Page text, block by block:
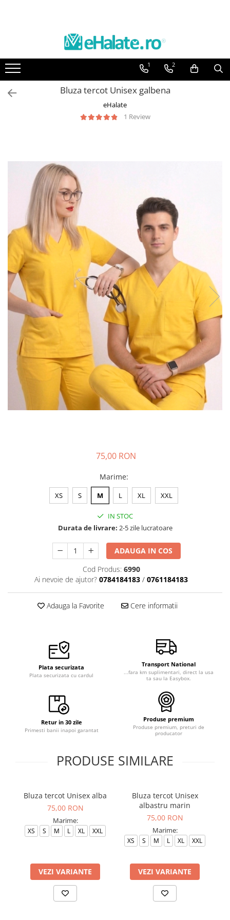
Toate Produsele
Bluze Unisex
Pantaloni Unisex
Costume Unisex
Bluze medicale uni
Halate medicale
Halate Bianca
Bluze Maria
Halate medicale femei
Halate medicale barbati
Halate medicale P2 cu fluturas
Halate medicale cu nasturi
Halate medicale cu fermoar
Halate medicale polar - unisex
Halate medicale albe
Fuste, Sarafane
Sarafane Mira
Fuste medicale
Sarafane medicale
Veste, Jachete
Veste de lucru
Halate medicale polar - unisex
Tricouri de lucru
Saboti medicali
1 2
Bluza tercot Unisex galbena
eHalate
1 Review
75,00 RON
Marime:
XS S M L XL XXL
IN STOC
Durata de livrare: 2-5 zile lucratoare
ADAUGA IN COS
Cod Produs: 6990
Ai nevoie de ajutor? 0784184183 / 0761184183
Adauga la Favorite Cere informatii
Plata securizata
Plata securizata cu cardul
Transport National
...fara km suplimentari, direct la usa
ta sau la Easybox.
Retur in 30 zile
Primesti banii inapoi garantat
Produse premium
Produse premium, preturi de
producator
PRODUSE SIMILARE
Bluza tercot Unisex alba
75,00 RON
Marime:
XS S M L XL XXL
VEZI VARIANTE
Bluza tercot Unisex
albastru marin
75,00 RON
Marime:
XS S M L XL XXL
VEZI VARIANTE